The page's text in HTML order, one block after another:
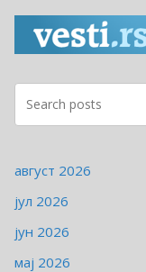
р
август 2026
јул 2026
јун 2026
мај 2026